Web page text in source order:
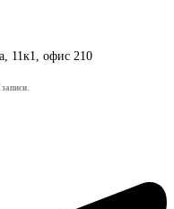
11к1, офис 210